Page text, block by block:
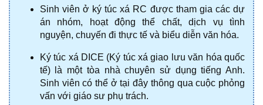
Sinh viên ở ký túc xá RC được tham gia các dự
án nhóm, hoạt động thể chất, dịch vụ tình
nguyện, chuyến đi thực tế và biểu diễn văn hóa.
Ký túc xá DICE (Ký túc xá giao lưu văn hóa quốc
tế) là một tòa nhà chuyên sử dụng tiếng Anh.
Sinh viên có thể ở tại đây thông qua cuộc phỏng
vấn với giáo sư phụ trách.